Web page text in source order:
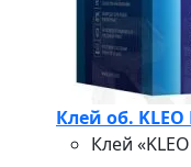
Клей об.
Клей